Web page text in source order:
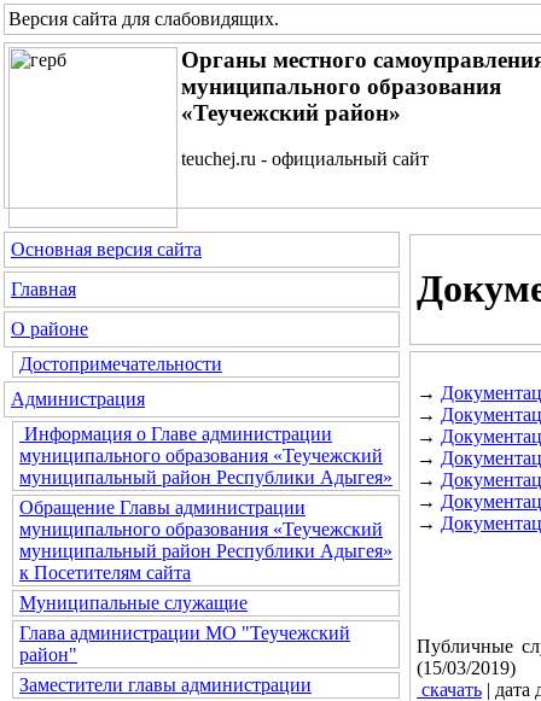
Версия сайта для слабовидящих.
Органы местного
муниципального образования
«Теучежский район»
teuchej.ru - официальный сайт
Основная версия сайта
Главная
О районе
Достопримечательности
Администрация
Информация о Главе администрации
муниципального образования «Теучежский
муниципальный район Республики Адыгея»
Обращение Главы администрации
муниципального образования «Теучежский
муниципальный район Республики Адыгея»
к Посетителям сайта
Муниципальные служащие
Глава администрации МО "Теучежский
район"
Заместители главы администрации
→
→
→
→
→
→
→
Публичные
(15/03/2019)
скачать | дата